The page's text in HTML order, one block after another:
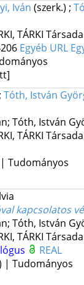
Iván (szerk.) ;
, TÁRKI
Egyéb URL
Tóth, István
Tóth, István
, TÁRKI
Tudományos
kapcsolatos
Tóth, István
, TÁRKI
REAL
| Tudományos